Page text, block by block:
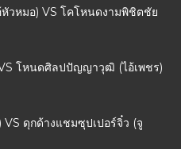
วหมอ) VS โคโหนดงามพิชิตชัย
โหนดศิลปปัญญาวุฒิ (ไอ้เพชร)
ดุกด้างแชมซุปเปอร์จิ๋ว (จู